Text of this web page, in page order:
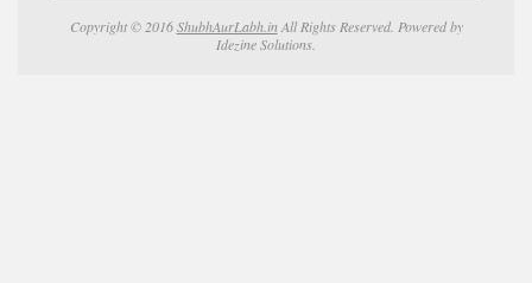
Copyright © 2016ShubhAurLabh.in All Rights Reserved. Powered by
Idezine Solutions.